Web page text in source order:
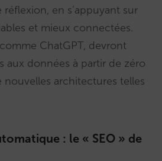
en s’appuyant sur
et mieux connectées.
comme ChatGPT, devront
aux données à partir de zéro
nouvelles architectures telles
: le « SEO » de